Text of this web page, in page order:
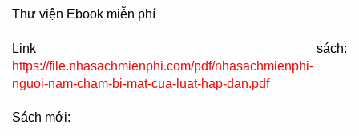
Thư viện Ebook miễn phí
Link sách:
https://file.nhasachmienphi.com/pdf/nhasachmienphi-
nguoi-nam-cham-bi-mat-cua-luat-hap-dan.pdf
Sách mới: